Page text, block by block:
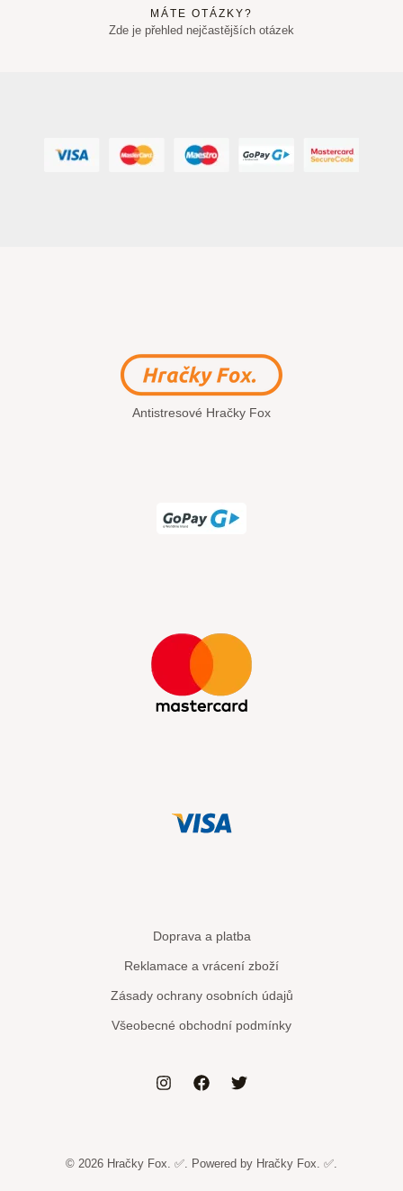
MÁTE OTÁZKY?
Zde je přehled nejčastějších otázek
Antistresové Hračky Fox
Doprava a platba
Reklamace a vrácení zboží
Zásady ochrany osobních údajů
Všeobecné obchodní podmínky
© 2026 Hračky Fox. ✅. Powered by Hračky Fox. ✅.